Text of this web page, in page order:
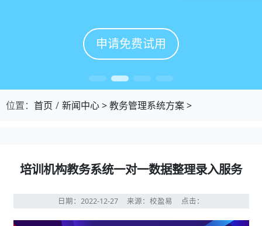
申请免费试用
申请免费试用
申请免费试用
申请免费试用
位置： 首页 新闻中心>教务管理系统方案>
培训机构教务系统一对一数据整理录入服务
日期：2022-12-27 来源：校盈易 点击：